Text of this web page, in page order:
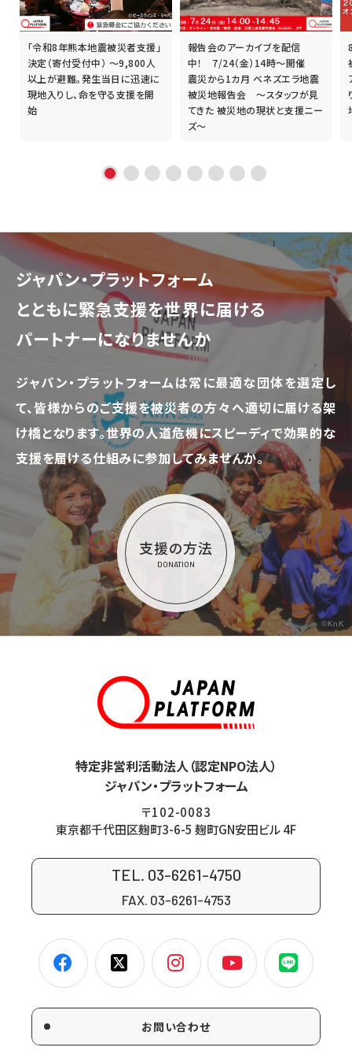
「令和8年熊本地震被災者支援」
決定（寄付受付中） ～9,800人
以上が避難。発生当日に迅速に
現地入りし、命を守る支援を開
始
報告会のアーカイブを配信
中！ 7/24（金）14時～開催
震災から1カ月 ベネズエラ地震
被災地報告会 ～スタッフが見
てきた 被災地の現状と支援ニー
ズ～
ジャパン・プラットフォーム
とともに緊急支援を世界に届ける
パートナーになりませんか
ジャパン・プラットフォームは常に最適な団体を選定し
て、皆様からのご支援を被災者の方々へ適切に届ける架
け橋となります。世界の人道危機にスピーディで効果的な
支援を届ける仕組みに参加してみませんか。
支援の方法
DONATION
©KnK
特定非営利活動法人（認定NPO法人）
ジャパン・プラットフォーム
〒102-0083
東京都千代田区麹町3-6-5 麹町GN安田ビル 4F
TEL. 03-6261-4750
FAX. 03-6261-4753
お問い合わせ